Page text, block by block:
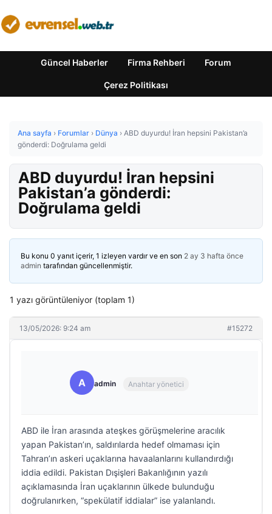
Güncel Haberler Firma Rehberi Forum
Çerez Politikası
Ana sayfa › Forumlar › Dünya › ABD duyurdu! İran hepsini Pakistan’a
gönderdi: Doğrulama geldi
ABD duyurdu! İran hepsini
Pakistan’a gönderdi:
Doğrulama geldi
Bu konu 0 yanıt içerir, 1 izleyen vardır ve en son 2 ay 3 hafta önce
admin tarafından güncellenmiştir.
1 yazı görüntüleniyor (toplam 1)
13/05/2026: 9:24 am #15272
A admin Anahtar yönetici
ABD ile İran arasında ateşkes görüşmelerine aracılık
yapan Pakistan’ın, saldırılarda hedef olmaması için
Tahran’ın askeri uçaklarına havaalanlarını kullandırdığı
iddia edildi. Pakistan Dışişleri Bakanlığının yazılı
açıklamasında İran uçaklarının ülkede bulunduğu
doğrulanırken, “spekülatif iddialar” ise yalanlandı.